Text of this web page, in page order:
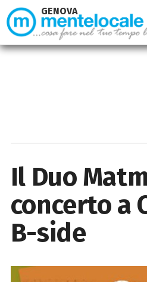
Il Duo
concerto a
B-side
GENOVA